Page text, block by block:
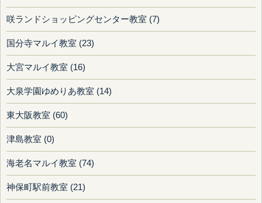
咲ランドショッピングセンター教室 (7)
国分寺マルイ教室 (23)
大宮マルイ教室 (16)
大泉学園ゆめりあ教室 (14)
東大阪教室 (60)
津島教室 (0)
海老名マルイ教室 (74)
神保町駅前教室 (21)